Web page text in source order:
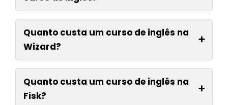
Quanto custa um curso de inglês na
Wizard?
➕
Quanto custa um curso de inglês na
Fisk?
➕